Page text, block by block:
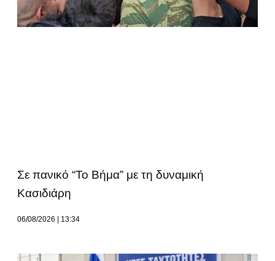
Σε πανικό “Το Βήμα” με τη δυναμική
Κασιδιάρη
06/08/2026 13:34